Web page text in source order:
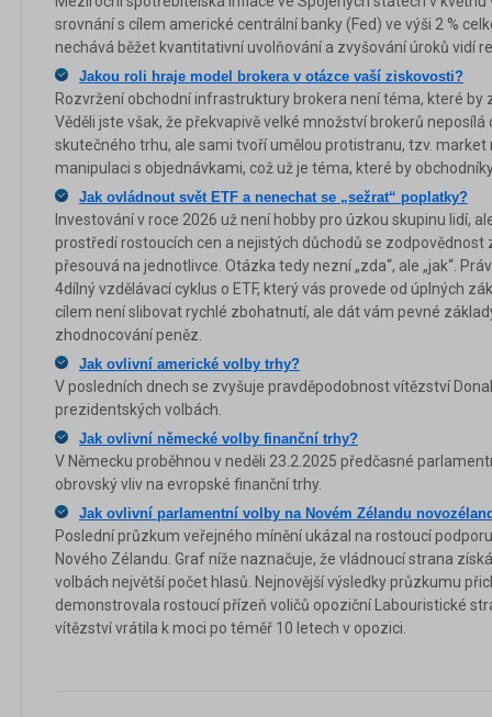
srovnání s cílem americké centrální banky (Fed) ve výši 2 %
nechává běžet kvantitativní uvolňování a zvyšování úroků vidí
Jakou roli hraje model brokera v otázce vaší ziskovosti?
Rozvržení obchodní infrastruktury brokera není téma, které by
Věděli jste však, že překvapivě velké množství brokerů
skutečného trhu, ale sami tvoří umělou protistranu, tzv.
manipulaci s objednávkami, což už je téma, které by
Jak ovládnout svět ETF a nenechat se „sežrat“ poplatky?
Investování v roce 2026 už není hobby pro úzkou skupinu lidí,
prostředí rostoucích cen a nejistých důchodů se
přesouvá na jednotlivce. Otázka tedy nezní „zda“, ale „jak“.
4dílný vzdělávací cyklus o ETF, který vás provede od úplných
cílem není slibovat rychlé zbohatnutí, ale dát vám pevné
zhodnocování peněz.
Jak ovlivní americké volby trhy?
V posledních dnech se zvyšuje pravděpodobnost vítězství
prezidentských volbách.
Jak ovlivní německé volby finanční trhy?
V Německu proběhnou v neděli 23.2.2025 předčasné
obrovský vliv na evropské finanční trhy.
Jak ovlivní parlamentní volby na Novém Zélandu
Poslední průzkum veřejného mínění ukázal na rostoucí
Nového Zélandu. Graf níže naznačuje, že vládnoucí strana
volbách největší počet hlasů. Nejnovější výsledky průzkumu
demonstrovala rostoucí přízeň voličů opoziční Labouristické
vítězství vrátila k moci po téměř 10 letech v opozici.